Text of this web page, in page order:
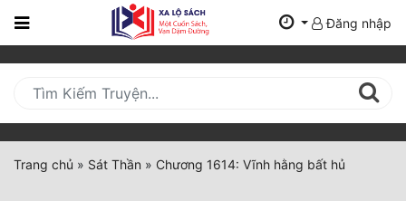
Trang
Mới
Cập
Nhật
(current)
Đăng nhập
Trang chủ » Sát Thần » Chương 1614: Vĩnh hằng bất hủ